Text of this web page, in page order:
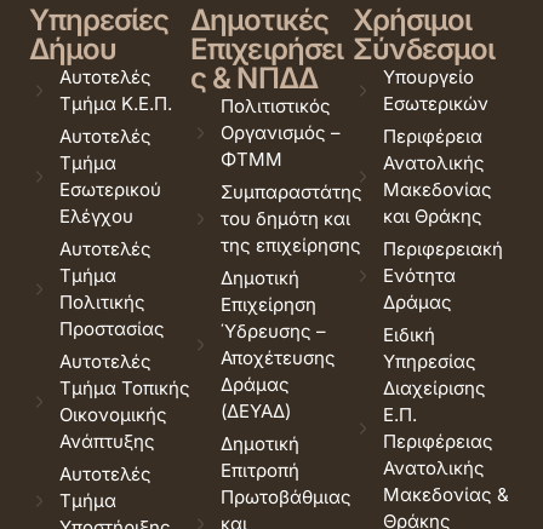
Υπηρεσίες
Δήμου
Αυτοτελές
Τμήμα Κ.Ε.Π.
Αυτοτελές
Τμήμα
Εσωτερικού
Ελέγχου
Αυτοτελές
Τμήμα
Πολιτικής
Προστασίας
Αυτοτελές
Τμήμα Τοπικής
Οικονομικής
Ανάπτυξης
Αυτοτελές
Τμήμα
Δημοτικές
Επιχειρήσει
ς & ΝΠΔΔ
Πολιτιστικός
Οργανισμός –
ΦΤΜΜ
Συμπαραστάτης
του δημότη και
της επιχείρησης
Δημοτική
Επιχείρηση
Ύδρευσης –
Αποχέτευσης
Δράμας
(ΔΕΥΑΔ)
Δημοτική
Επιτροπή
Πρωτοβάθμιας
και
Χρήσιμοι
Σύνδεσμοι
Υπουργείο
Εσωτερικών
Περιφέρεια
Ανατολικής
Μακεδονίας
και Θράκης
Περιφερειακή
Ενότητα
Δράμας
Ειδική
Υπηρεσίας
Διαχείρισης
Ε.Π.
Περιφέρειας
Ανατολικής
Μακεδονίας &
Θράκης